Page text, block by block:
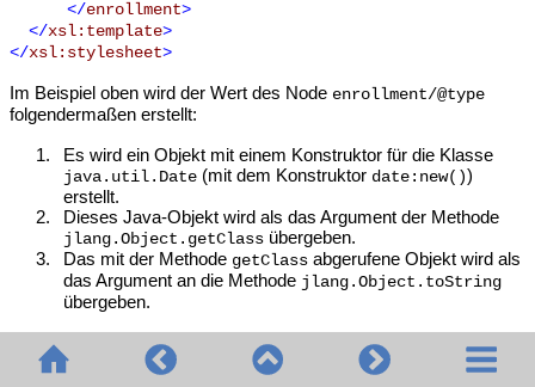
</enrollment>
</xsl:template>
</xsl:stylesheet>
Im Beispiel oben wird der Wert des Node enrollment/@type
folgendermaßen erstellt:
1.
Es wird ein Objekt mit einem Konstruktor für die Klasse
java.util.Date (mit dem Konstruktor date:new())
erstellt.
2.
Dieses Java-Objekt wird als das Argument der Methode
jlang.Object.getClass übergeben.
3.
Das mit der Methode getClass abgerufene Objekt wird als
das Argument an die Methode jlang.Object.toString
übergeben.
Das Ergebnis (der Wert von
@type ) ist ein String, der den Wert
java.util.Date hat.